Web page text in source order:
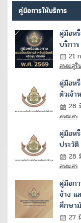
คู่มือการให้บริการ
คู่มือห
บริกา
21
สพม.สุริ
คู่มือห
ตัวเจ้
28
สพม.สร
คู่มือห
ประวั
28
สพม.สร
คู่มือก
จ้าง แ
ศึกษา
27